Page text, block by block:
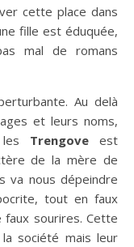
cette place dans
fille est éduquée,
mal de romans
Au delà
et leurs noms,
Trengove est
de la mère de
va nous dépeindre
tout en faux
faux sourires. Cette
société mais leur